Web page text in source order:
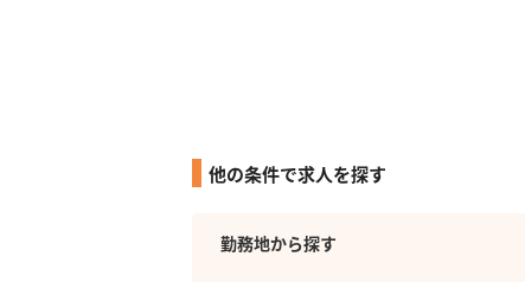
他の条件で求人を探す
勤務地から探す